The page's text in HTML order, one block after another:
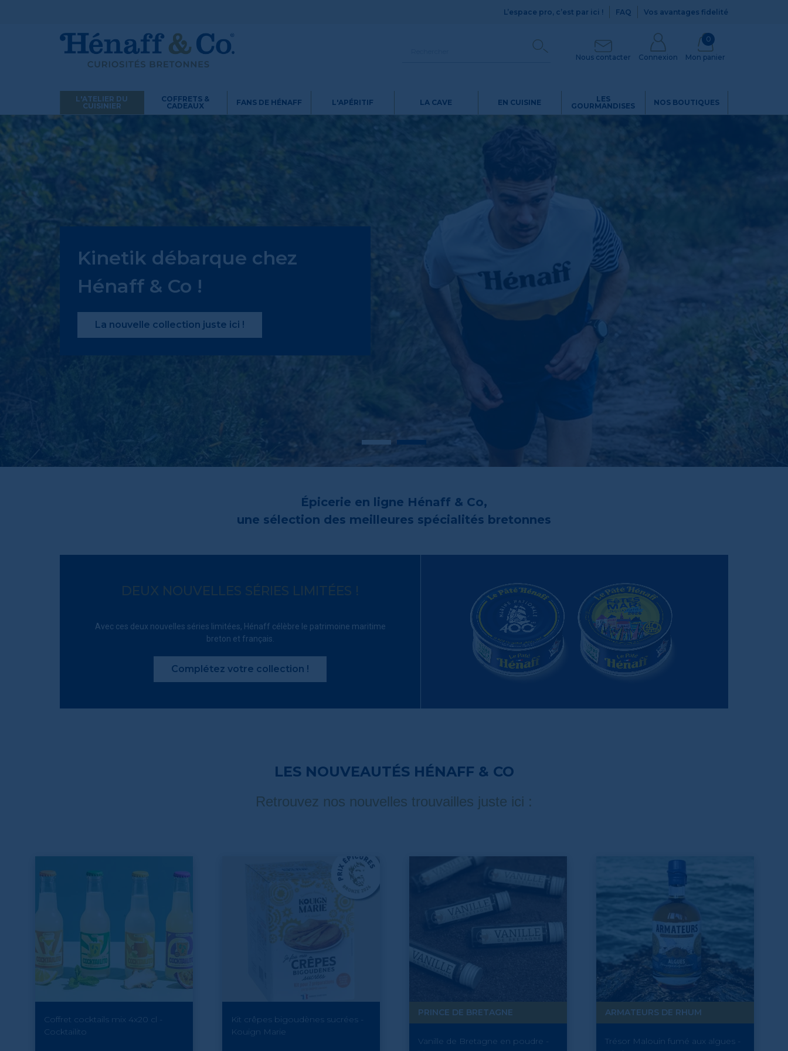
L’espace pro, c’est par ici ! FAQ Vos avantages fidelité
Nous contacter Connexion
0
Mon panier
L'ATELIER DU
CUISINIER
COFFRETS &
CADEAUX
FANS DE HÉNAFF L'APÉRITIF LA CAVE EN CUISINE
LES
GOURMANDISES
NOS BOUTIQUES
Kinetik débarque chez
Hénaff & Co !
La nouvelle collection juste ici !
Épicerie en ligne Hénaff & Co,
une sélection des meilleures spécialités bretonnes
DEUX NOUVELLES SÉRIES LIMITÉES !
Avec ces deux nouvelles séries limitées, Hénaff célèbre le patrimoine maritime
breton et français.
Complétez votre collection !
LES NOUVEAUTÉS HÉNAFF & CO
Retrouvez nos nouvelles trouvailles juste ici :
Coffret cocktails mix 4x20 cl -
Cocktailito
Kit crêpes bigoudènes sucrées -
Kouign Marie
PRINCE DE BRETAGNE
Vanille de Bretagne en poudre -
ARMATEURS DE RHUM
Trésor Malouin fumé aux algues -